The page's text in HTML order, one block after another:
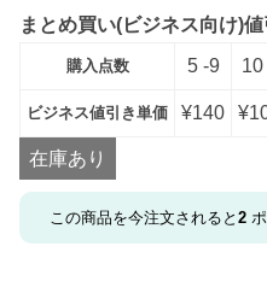
まとめ買い(ビジネス向け)
購入点数 5 -9 10
ビジネス値引き単価 ¥140 ¥
在庫あり
この商品を今注文されると 2